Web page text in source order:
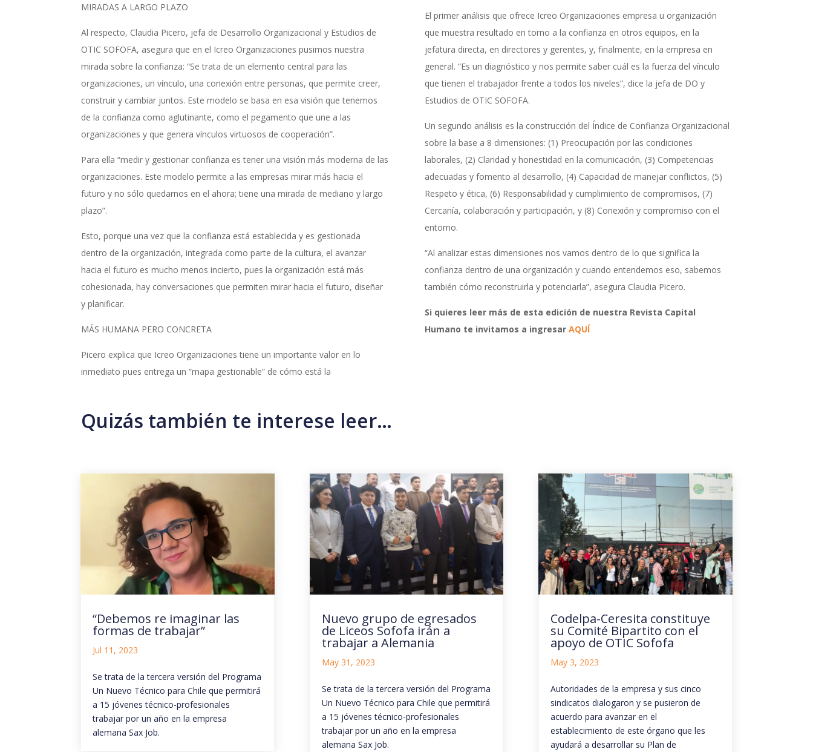
MIRADAS A LARGO PLAZO
Al respecto, Claudia Picero, jefa de Desarrollo Organizacional y Estudios de
OTIC SOFOFA, asegura que en el Icreo Organizaciones pusimos nuestra
mirada sobre la confianza: “Se trata de un elemento central para las
organizaciones, un vínculo, una conexión entre personas, que permite creer,
construir y cambiar juntos. Este modelo se basa en esa visión que tenemos
de la confianza como aglutinante, como el pegamento que une a las
organizaciones y que genera vínculos virtuosos de cooperación”.
Para ella “medir y gestionar confianza es tener una visión más moderna de las
organizaciones. Este modelo permite a las empresas mirar más hacia el
futuro y no sólo quedarnos en el ahora; tiene una mirada de mediano y largo
plazo”.
Esto, porque una vez que la confianza está establecida y es gestionada
dentro de la organización, integrada como parte de la cultura, el avanzar
hacia el futuro es mucho menos incierto, pues la organización está más
cohesionada, hay conversaciones que permiten mirar hacia el futuro, diseñar
y planificar.
MÁS HUMANA PERO CONCRETA
Picero explica que Icreo Organizaciones tiene un importante valor en lo
inmediato pues entrega un “mapa gestionable” de cómo está la
El primer análisis que ofrece Icreo Organizaciones empresa u organización
que muestra resultado en torno a la confianza en otros equipos, en la
jefatura directa, en directores y gerentes, y, finalmente, en la empresa en
general. “Es un diagnóstico y nos permite saber cuál es la fuerza del vínculo
que tienen el trabajador frente a todos los niveles”, dice la jefa de DO y
Estudios de OTIC SOFOFA.
Un segundo análisis es la construcción del Índice de Confianza Organizacional
sobre la base a 8 dimensiones: (1) Preocupación por las condiciones
laborales, (2) Claridad y honestidad en la comunicación, (3) Competencias
adecuadas y fomento al desarrollo, (4) Capacidad de manejar conflictos, (5)
Respeto y ética, (6) Responsabilidad y cumplimiento de compromisos, (7)
Cercanía, colaboración y participación, y (8) Conexión y compromiso con el
entorno.
“Al analizar estas dimensiones nos vamos dentro de lo que significa la
confianza dentro de una organización y cuando entendemos eso, sabemos
también cómo reconstruirla y potenciarla”, asegura Claudia Picero.
Si quieres leer más de esta edición de nuestra Revista Capital
Humano te invitamos a ingresar AQUÍ
Quizás también te interese leer…
“Debemos re imaginar las
formas de trabajar”
Jul 11, 2023
Se trata de la tercera versión del Programa
Un Nuevo Técnico para Chile que permitirá
a 15 jóvenes técnico-profesionales
trabajar por un año en la empresa
alemana Sax Job.
Nuevo grupo de egresados
de Liceos Sofofa irán a
trabajar a Alemania
May 31, 2023
Se trata de la tercera versión del Programa
Un Nuevo Técnico para Chile que permitirá
a 15 jóvenes técnico-profesionales
trabajar por un año en la empresa
alemana Sax Job.
Codelpa-Ceresita constituye
su Comité Bipartito con el
apoyo de OTIC Sofofa
May 3, 2023
Autoridades de la empresa y sus cinco
sindicatos dialogaron y se pusieron de
acuerdo para avanzar en el
establecimiento de este órgano que les
ayudará a desarrollar su Plan de